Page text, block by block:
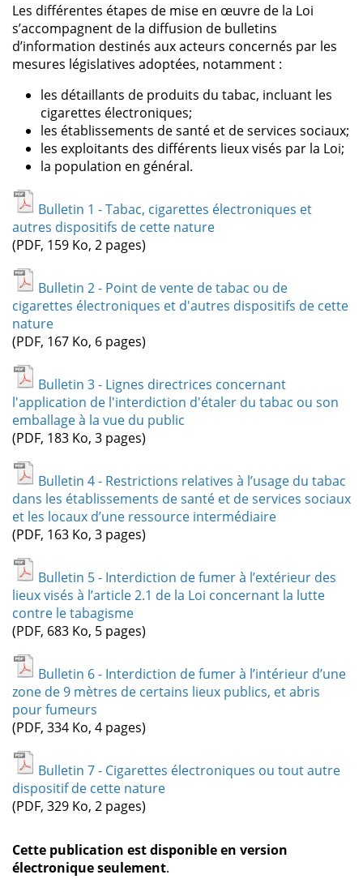
Les différentes étapes de mise en œuvre de la Loi
s’accompagnent de la diffusion de bulletins
d’information destinés aux acteurs concernés par les
mesures législatives adoptées, notamment :
les détaillants de produits du tabac, incluant les
cigarettes électroniques;
les établissements de santé et de services sociaux;
les exploitants des différents lieux visés par la Loi;
la population en général.
Bulletin 1 - Tabac, cigarettes électroniques et
autres dispositifs de cette nature
(PDF, 159 Ko, 2 pages)
Bulletin 2 - Point de vente de tabac ou de
cigarettes électroniques et d'autres dispositifs de cette
nature
(PDF, 167 Ko, 6 pages)
Bulletin 3 - Lignes directrices concernant
l'application de l'interdiction d'étaler du tabac ou son
emballage à la vue du public
(PDF, 183 Ko, 3 pages)
Bulletin 4 - Restrictions relatives à l’usage du tabac
dans les établissements de santé et de services sociaux
et les locaux d’une ressource intermédiaire
(PDF, 163 Ko, 3 pages)
Bulletin 5 - Interdiction de fumer à l’extérieur des
lieux visés à l’article 2.1 de la Loi concernant la lutte
contre le tabagisme
(PDF, 683 Ko, 5 pages)
Bulletin 6 - Interdiction de fumer à l’intérieur d’une
zone de 9 mètres de certains lieux publics, et abris
pour fumeurs
(PDF, 334 Ko, 4 pages)
Bulletin 7 - Cigarettes électroniques ou tout autre
dispositif de cette nature
(PDF, 329 Ko, 2 pages)
Cette publication est disponible en version
électronique seulement.